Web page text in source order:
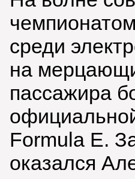
среди
на
пассажира
Formula E.
оказался